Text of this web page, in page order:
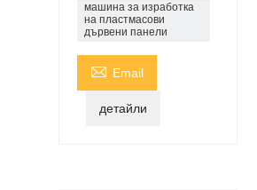
машина за изработка
на пластмасови
дървени панели
 Email
детайли